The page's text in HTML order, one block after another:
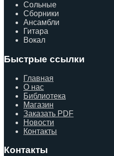
Сольные
Сборники
Ансамбли
Гитара
Вокал
Быстрые ссылки
Главная
О нас
Библиотека
Магазин
Заказать PDF
Новости
Контакты
Контакты